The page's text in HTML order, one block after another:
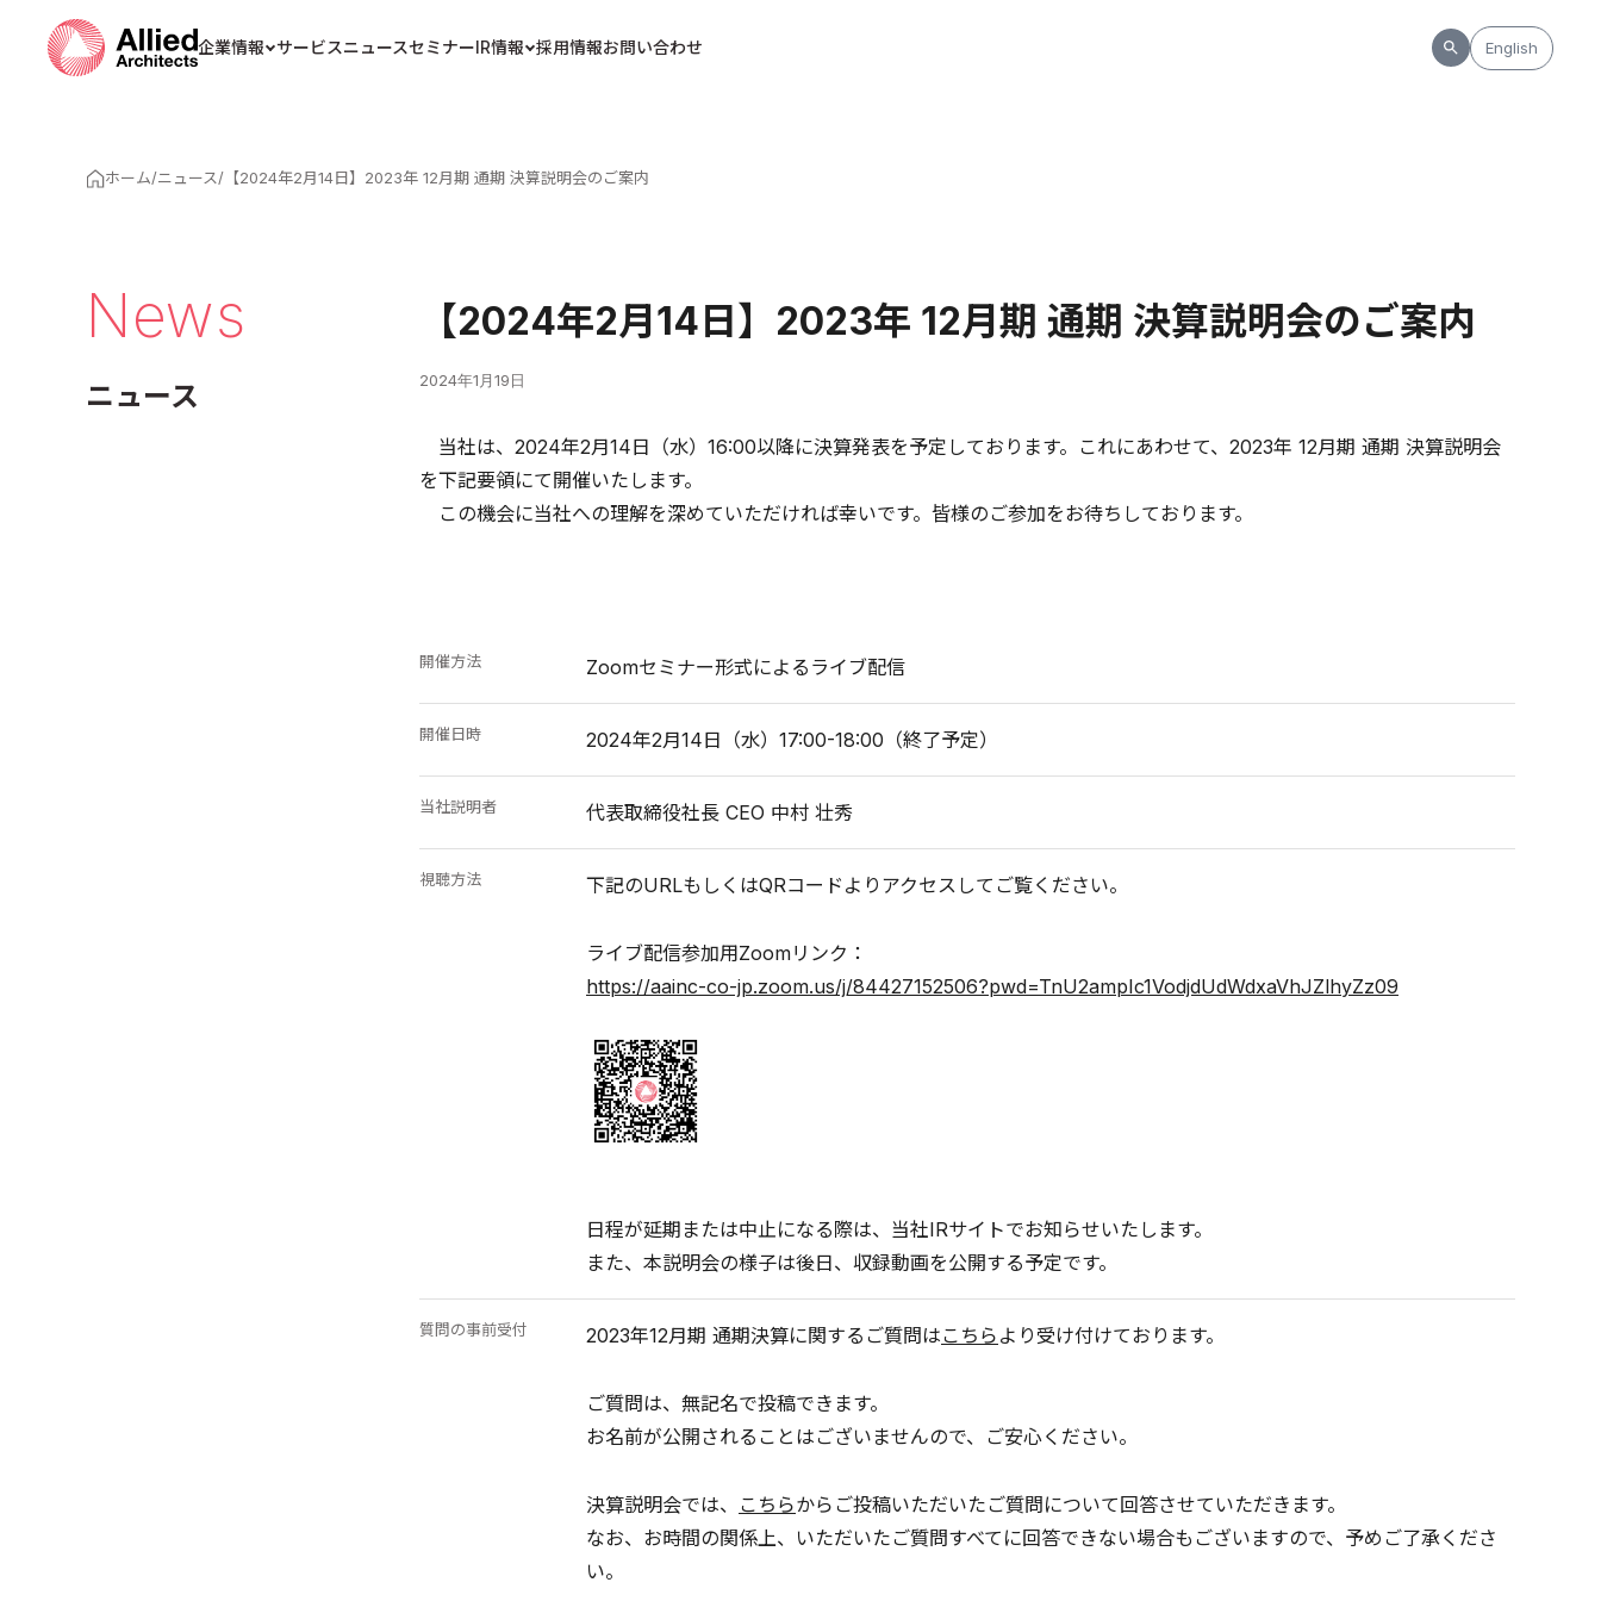
企業情報 サービスニュースセミナーIR情報 採用情報お問い合わせ English
ホーム/ニュース/ 【2024年2月14日】2023年 12月期 通期 決算説明会のご案内
News
ニュース
【2024年2月14日】2023年 12月期 通期 決算説明会のご案内
2024年1月19日
当社は、2024年2月14日（水）16:00以降に決算発表を予定しております。これにあわせて、2023年 12月期 通期 決算説明会
を下記要領にて開催いたします。
この機会に当社への理解を深めていただければ幸いです。皆様のご参加をお待ちしております。
開催方法 Zoomセミナー形式によるライブ配信
開催日時 2024年2月14日（水）17:00-18:00（終了予定）
当社説明者 代表取締役社長 CEO 中村 壮秀
視聴方法 下記のURLもしくはQRコードよりアクセスしてご覧ください。
ライブ配信参加用Zoomリンク：
https://aainc-co-jp.zoom.us/j/84427152506?pwd=TnU2ampIc1VodjdUdWdxaVhJZlhyZz09
日程が延期または中止になる際は、当社IRサイトでお知らせいたします。
また、本説明会の様子は後日、収録動画を公開する予定です。
質問の事前受付 2023年12月期 通期決算に関するご質問は こちら より受け付けております。
ご質問は、無記名で投稿できます。
お名前が公開されることはございませんので、ご安心ください。
決算説明会では、 こちらからご投稿いただいたご質問について回答させていただきます。
なお、お時間の関係上、いただいたご質問すべてに回答できない場合もございますので、予めご了承くださ
い。